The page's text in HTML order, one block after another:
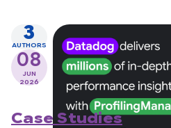
3
AUTHORS
08
JUN
2026
Case Studies